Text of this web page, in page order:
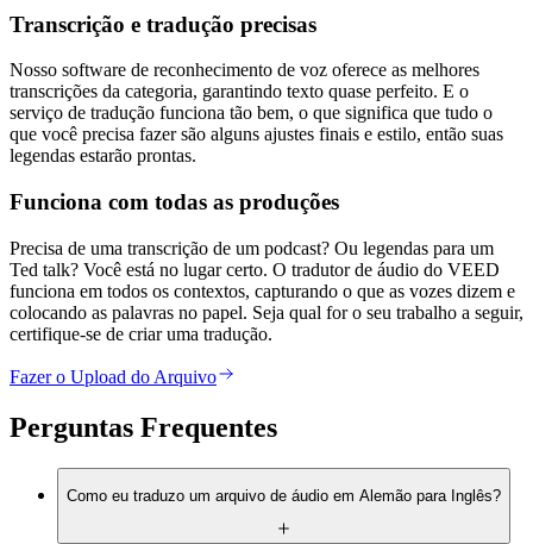
Transcrição e tradução precisas
Nosso software de reconhecimento de voz oferece as melhores
transcrições da categoria, garantindo texto quase perfeito. E o
serviço de tradução funciona tão bem, o que significa que tudo o
que você precisa fazer são alguns ajustes finais e estilo, então suas
legendas estarão prontas.
Funciona com todas as produções
Precisa de uma transcrição de um podcast? Ou legendas para um
Ted talk? Você está no lugar certo. O tradutor de áudio do VEED
funciona em todos os contextos, capturando o que as vozes dizem e
colocando as palavras no papel. Seja qual for o seu trabalho a seguir,
certifique-se de criar uma tradução.
Fazer o Upload do Arquivo
Perguntas Frequentes
Como eu traduzo um arquivo de áudio em Alemão para Inglês?